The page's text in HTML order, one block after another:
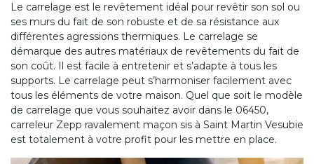
Le carrelage est le revêtement idéal pour revêtir son sol ou
ses murs du fait de son robuste et de sa résistance aux
différentes agressions thermiques. Le carrelage se
démarque des autres matériaux de revêtements du fait de
son coût. Il est facile à entretenir et s’adapte à tous les
supports. Le carrelage peut s’harmoniser facilement avec
tous les éléments de votre maison. Quel que soit le modèle
de carrelage que vous souhaitez avoir dans le 06450,
carreleur Zepp ravalement maçon sis à Saint Martin Vesubie
est totalement à votre profit pour les mettre en place.